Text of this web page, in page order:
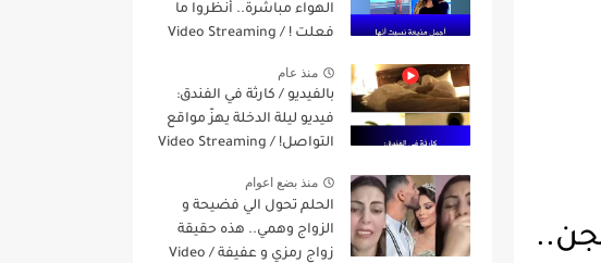
الهواء مباشرة.. أنظروا ما
فعلت ! / Video Streaming
منذ عام
بالفيديو / كارثة في الفندق:
فيديو ليلة الدخلة يهزّ مواقع
التواصل! / Video Streaming
منذ بضع اعوام
الحلم تحول الي فضيحة و
الزواج وهمي.. هذه حقيقة
زواج رمزي و عفيفة / Video